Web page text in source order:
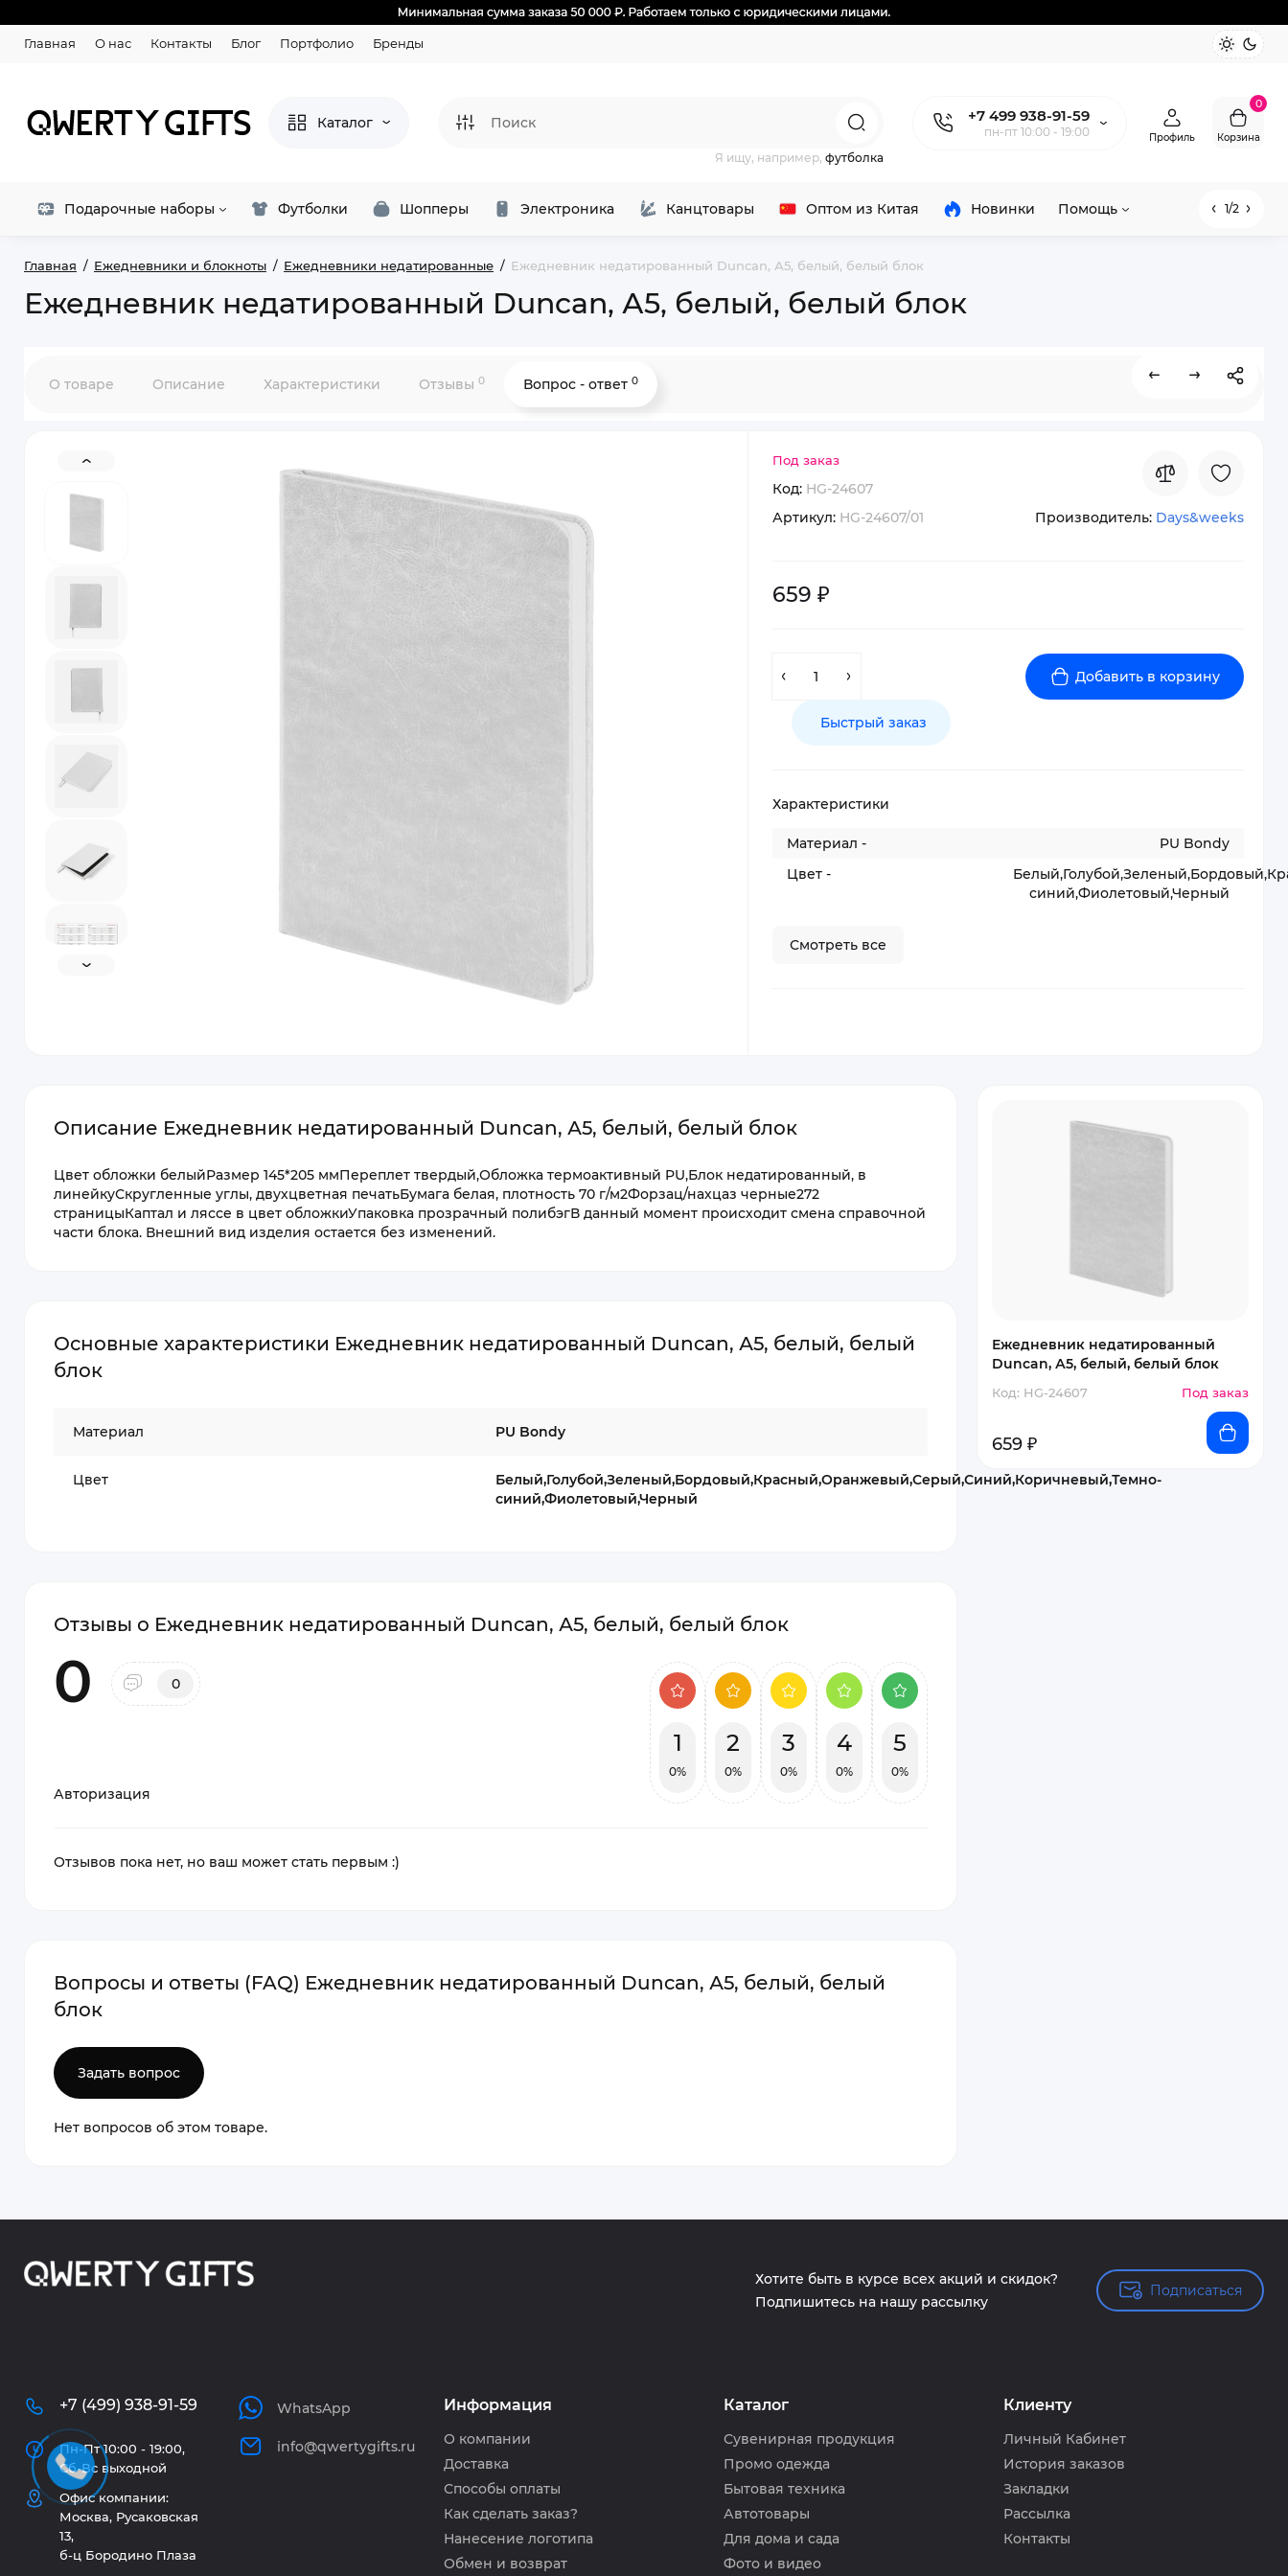
Главная О нас Контакты Блог Портфолио Бренды
Каталог +7 499 938-91-59
пн-пт 10:00 - 19:00
Я ищу, например, футболка
Профиль
0
Корзина
Подарочные наборы Футболки Шопперы Электроника Канцтовары Оптом из Китая Новинки Помощь 1/2
Главная Ежедневники и блокноты Ежедневники недатированные Ежедневник недатированный Duncan, А5, белый, белый блок
Ежедневник недатированный Duncan, А5, белый, белый блок
О товаре Описание Характеристики Отзывы 0 Вопрос - ответ 0
Под заказ
Код: HG-24607
Артикул: HG-24607/01 Производитель: Days&weeks
659 ₽
Добавить в корзину
Быстрый заказ
Характеристики
Материал -
PU Bondy
Цвет -
синий,Фиолетовый,Черный
Смотреть все
Описание Ежедневник недатированный Duncan, А5, белый, белый блок
Цвет обложки белыйРазмер 145*205 ммПереплет твердый,Обложка термоактивный PU,Блок недатированный, в
линейкуСкругленные углы, двухцветная печатьБумага белая, плотность 70 г/м2Форзац/нахцаз черные272
страницыКаптал и ляссе в цвет обложкиУпаковка прозрачный полибэгВ данный момент происходит смена справочной
части блока. Внешний вид изделия остается без изменений.
Основные характеристики Ежедневник недатированный Duncan, А5, белый, белый
блок
Материал PU Bondy
Цвет
Белый,Голубой,Зеленый,Бордовый,Красный,Оранжевый,Серый,Синий,Коричневый,Темно-
синий,Фиолетовый,Черный
Отзывы о Ежедневник недатированный Duncan, А5, белый, белый блок
0 0
Авторизация
1
0%
2
0%
3
0%
4
0%
5
0%
Отзывов пока нет, но ваш может стать первым :)
Вопросы и ответы (FAQ) Ежедневник недатированный Duncan, А5, белый, белый
блок
Задать вопрос
Нет вопросов об этом товаре.
Ежедневник недатированный
Duncan, А5, белый, белый блок
Код: HG-24607 Под заказ
659 ₽
Хотите быть в курсе всех акций и скидок?
Подпишитесь на нашу рассылку
Подписаться
Подписаться
+7 (499) 938-91-59
Пн-Пт 10:00 - 19:00,
Сб-Вс выходной
Офис компании:
Москва, Русаковская
13,
б-ц Бородино Плаза
WhatsApp
info@qwertygifts.ru
Информация
О компании
Доставка
Способы оплаты
Как сделать заказ?
Нанесение логотипа
Обмен и возврат
Каталог
Сувенирная продукция
Промо одежда
Бытовая техника
Автотовары
Для дома и сада
Фото и видео
Клиенту
Личный Кабинет
История заказов
Закладки
Рассылка
Контакты